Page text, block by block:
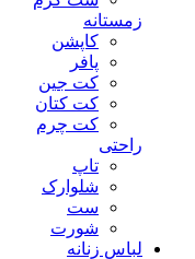
زمستانه
کاپشن
پافر
کت جین
کت کتان
کت چرم
راحتی
تاپ
شلوارک
ست
شورت
لباس زنانه